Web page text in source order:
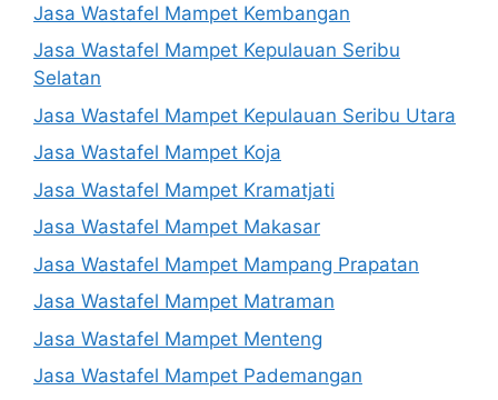
Jasa Wastafel Mampet Kembangan
Jasa Wastafel Mampet Kepulauan Seribu
Selatan
Jasa Wastafel Mampet Kepulauan Seribu Utara
Jasa Wastafel Mampet Koja
Jasa Wastafel Mampet Kramatjati
Jasa Wastafel Mampet Makasar
Jasa Wastafel Mampet Mampang Prapatan
Jasa Wastafel Mampet Matraman
Jasa Wastafel Mampet Menteng
Jasa Wastafel Mampet Pademangan